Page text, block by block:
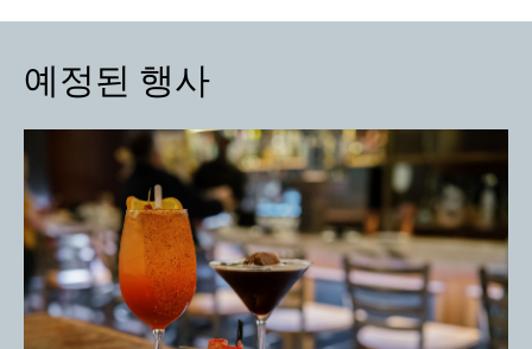
예정된 행사
Slide